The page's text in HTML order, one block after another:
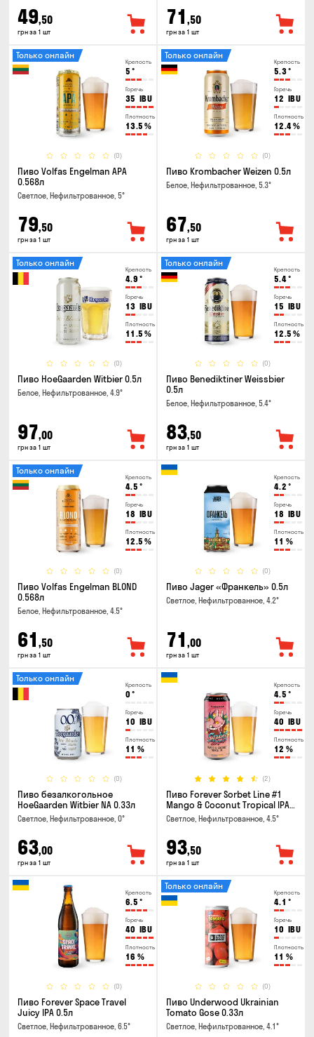
49,50
грн за 1 шт
71 ,50
грн за 1 шт
Крепость
5 °
Горечь
35 IBU
Плотность
13.5 %
(0)
Только онлайн
Пиво Volfas Engelman APA
0.568л
Светлое, Нефильтрованное, 5°
79,50
грн за 1 шт
Крепость
5.3°
Горечь
12 IBU
Плотность
12.4%
(0)
Только онлайн
Пиво Krombacher Weizen 0.5л
Белое, Нефильтрованное, 5.3°
67,50
грн за 1 шт
Крепость
4.9 °
Горечь
13 IBU
Плотность
11.5 %
(0)
Только онлайн
Пиво HoeGaarden Witbier 0.5л
Белое, Нефильтрованное, 4.9°
97,00
грн за 1 шт
Крепость
5.4°
Горечь
15 IBU
Плотность
12.5 %
(0)
Только онлайн
Пиво Benediktiner Weissbier
0.5л
Белое, Нефильтрованное, 5.4°
83,50
грн за 1 шт
Крепость
4.5 °
Горечь
18 IBU
Плотность
12.5 %
(0)
Только онлайн
Пиво Volfas Engelman BLOND
0.568л
Белое, Нефильтрованное, 4.5°
61 ,50
грн за 1 шт
Крепость
4.2 °
Горечь
18 IBU
Плотность
11 %
(0)
Пиво Jager «Франкель» 0.5л
Светлое, Нефильтрованное, 4.2°
71 ,00
грн за 1 шт
Крепость
0 °
Горечь
10 IBU
Плотность
11 %
(0)
Только онлайн
Пиво безалкогольное
HoeGaarden Witbier NA 0.33л
Светлое, Нефильтрованное, 0°
63,00
грн за 1 шт
Крепость
4.5 °
Горечь
40 IBU
Плотность
12 %
(2)
Пиво Forever Sorbet Line #1
Mango & Coconut Tropical IPA
0.5л
Светлое, Нефильтрованное, 4.5°
93,50
грн за 1 шт
Крепость
6.5 °
Горечь
40 IBU
Плотность
16 %
(0)
Пиво Forever Space Travel
Juicy IPA 0.5л
Светлое, Нефильтрованное, 6.5°
Крепость
4.1 °
Горечь
10 IBU
Плотность
11 %
(0)
Только онлайн
Пиво Underwood Ukrainian
Tomato Gose 0.33л
Светлое, Нефильтрованное, 4.1°